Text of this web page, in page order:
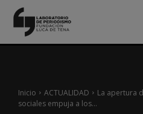
Inicio ACTUALIDAD
La apertura
sociales empuja a los...